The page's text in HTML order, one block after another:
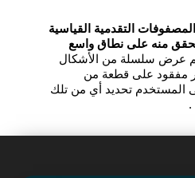
التقدمية القياسية
منه على نطاق واسع
تم عرض سلسلة من الأشكال
على قطعة من
تحديد أي من تلك